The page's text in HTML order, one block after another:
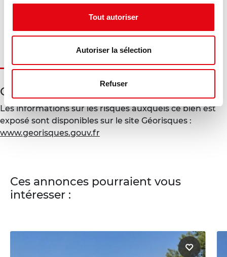
Tout autoriser
Autoriser la sélection
Refuser
Gaz à effet de serre :
Géorisques
Les informations sur les risques auxquels ce bien est
exposé sont disponibles sur le site Géorisques :
www.georisques.gouv.fr
Ces annonces pourraient vous
intéresser :